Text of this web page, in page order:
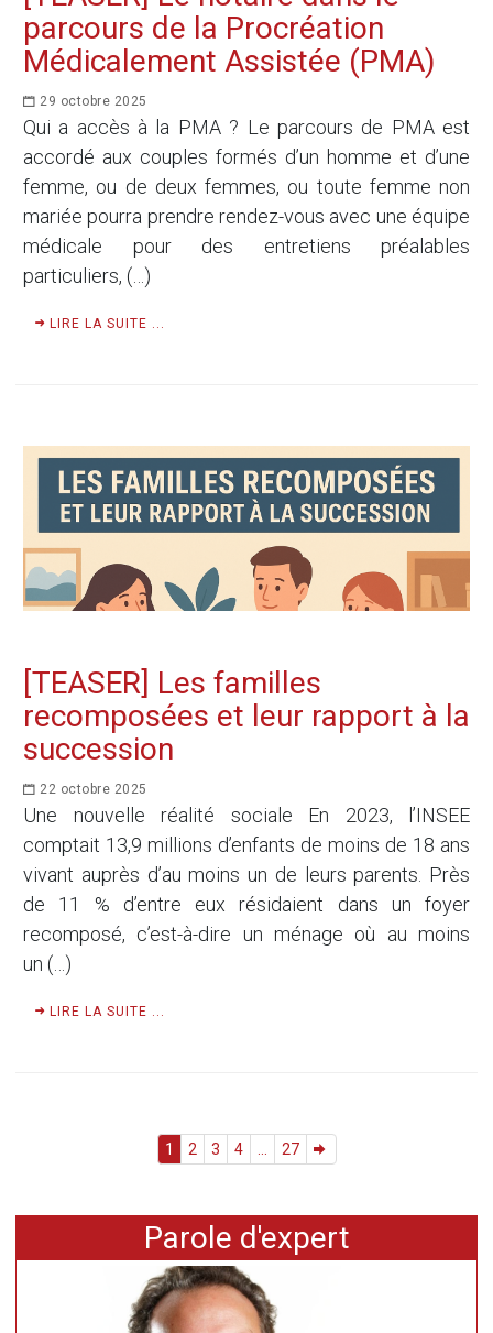
parcours de la Procréation
Médicalement Assistée (PMA)
29 octobre 2025
Qui a accès à la PMA ? Le parcours de PMA est
accordé aux couples formés d’un homme et d’une
femme, ou de deux femmes, ou toute femme non
mariée pourra prendre rendez-vous avec une équipe
médicale pour des entretiens préalables
particuliers, (…)
LIRE LA SUITE ...
[TEASER] Les familles
recomposées et leur rapport à la
succession
22 octobre 2025
Une nouvelle réalité sociale En 2023, l’INSEE
comptait 13,9 millions d’enfants de moins de 18 ans
vivant auprès d’au moins un de leurs parents. Près
de 11 % d’entre eux résidaient dans un foyer
recomposé, c’est-à-dire un ménage où au moins
un (…)
LIRE LA SUITE ...
1 2 3 4 27
Parole d'expert